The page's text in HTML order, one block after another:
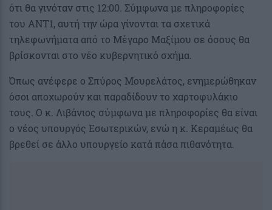
ότι θα γινόταν στις 12:00. Σύμφωνα με πληροφορίες
του ΑΝΤ1, αυτή την ώρα γίνονται τα σχετικά
τηλεφωνήματα από το Μέγαρο Μαξίμου σε όσους θα
βρίσκονται στο νέο κυβερνητικό σχήμα.
Όπως ανέφερε ο Σπύρος Μουρελάτος, ενημερώθηκαν
όσοι αποχωρούν και παραδίδουν το χαρτοφυλάκιο
τους. Ο κ. Λιβάνιος σύμφωνα με πληροφορίες θα είναι
ο νέος υπουργός Εσωτερικών, ενώ η κ. Κεραμέως θα
βρεθεί σε άλλο υπουργείο κατά πάσα πιθανότητα.